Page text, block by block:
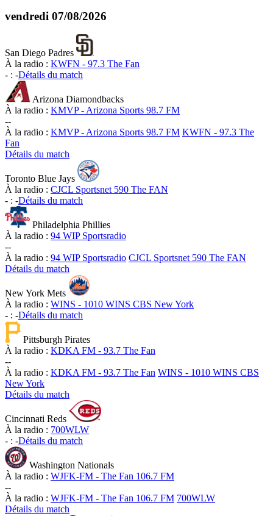
vendredi 07/08/2026
San Diego Padres
À la radio : KWFN - 97.3 The Fan
- : -Détails du match
Arizona Diamondbacks
À la radio : KMVP - Arizona Sports 98.7 FM
--
À la radio : KMVP - Arizona Sports 98.7 FM KWFN - 97.3 The
Fan
Détails du match
Toronto Blue Jays
À la radio : CJCL Sportsnet 590 The FAN
- : -Détails du match
Philadelphia Phillies
À la radio : 94 WIP Sportsradio
--
À la radio : 94 WIP Sportsradio CJCL Sportsnet 590 The FAN
Détails du match
New York Mets
À la radio : WINS - 1010 WINS CBS New York
- : -Détails du match
Pittsburgh Pirates
À la radio : KDKA FM - 93.7 The Fan
--
À la radio : KDKA FM - 93.7 The Fan WINS - 1010 WINS CBS
New York
Détails du match
Cincinnati Reds
À la radio : 700WLW
- : -Détails du match
Washington Nationals
À la radio : WJFK-FM - The Fan 106.7 FM
--
À la radio : WJFK-FM - The Fan 106.7 FM 700WLW
Détails du match